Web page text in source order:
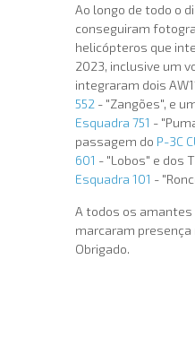
Ao longo de todo o
conseguiram
helicópteros que
2023, inclusive um
integraram dois
552 - "Zangões", e
Esquadra 751 -
passagem do P-3C
601 - "Lobos" e dos
Esquadra 101 -
A todos os
marcaram presença
Obrigado.